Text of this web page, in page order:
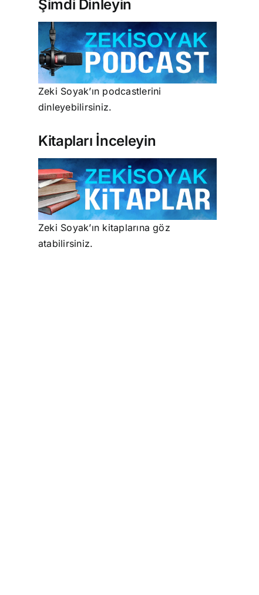
Şimdi Dinleyin
Zeki Soyak’ın podcastlerini
dinleyebilirsiniz.
Kitapları İnceleyin
Zeki Soyak’ın kitaplarına göz
atabilirsiniz.